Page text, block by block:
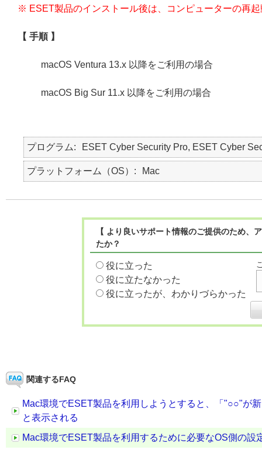
※ ESET製品のインストール後は、コンピューターの再
【 手順 】
macOS Ventura 13.x 以降をご利用の場合
macOS Big Sur 11.x 以降をご利用の場合
プログラム ESET Cyber Security Pro, ESET Cyber
プラットフォーム（OS） Mac
【 より良いサポート情報のご提供のため
たか？
役に立った
役に立たなかった
役に立ったが、わかりづらかった
関連するFAQ
Mac環境でESET製品を利用しようとすると、「"○○"が
と表示される
Mac環境でESET製品を利用するために必要なOS側の設